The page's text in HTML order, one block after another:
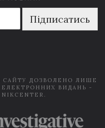
Підписатись
САЙТУ ДОЗВОЛЕНО ЛИШЕ
ВИДАНЬ -